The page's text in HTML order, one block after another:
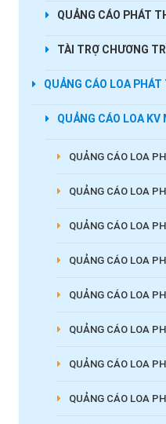
QUẢNG CÁO PHÁT
TÀI TRỢ CHƯƠNG
QUẢNG CÁO LOA
QUẢNG CÁO LOA KV
QUẢNG CÁO LOA
QUẢNG CÁO LOA
QUẢNG CÁO LOA
QUẢNG CÁO LOA
QUẢNG CÁO LOA
QUẢNG CÁO LOA
QUẢNG CÁO LOA
QUẢNG CÁO LOA